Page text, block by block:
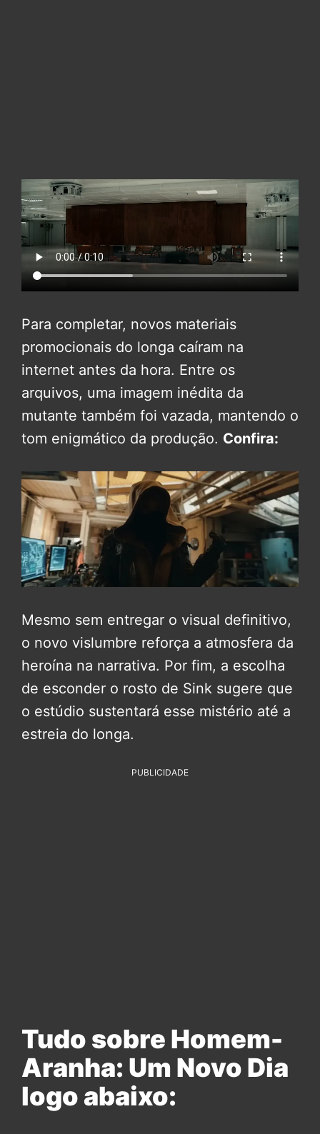
Para completar, novos materiais
promocionais do longa caíram na
internet antes da hora. Entre os
arquivos, uma imagem inédita da
mutante também foi vazada, mantendo o
tom enigmático da produção. Confira:
Mesmo sem entregar o visual definitivo,
o novo vislumbre reforça a atmosfera da
heroína na narrativa. Por fim, a escolha
de esconder o rosto de Sink sugere que
o estúdio sustentará esse mistério até a
estreia do longa.
PUBLICIDADE
Tudo sobre Homem-
Aranha: Um Novo Dia
logo abaixo: